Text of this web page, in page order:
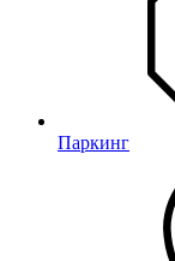
Паркинг